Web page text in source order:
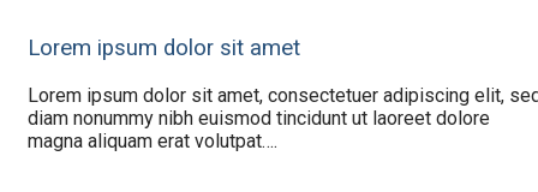
Lorem ipsum dolor sit amet
Lorem ipsum dolor sit amet, consectetuer adipiscing elit,
diam nonummy nibh euismod tincidunt ut laoreet dolore
magna aliquam erat volutpat….